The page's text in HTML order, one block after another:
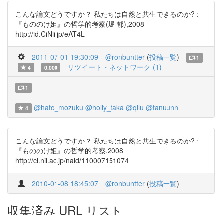
こんな論文どうですか？ 私たちは自然と共生できるのか? :
『もののけ姫』の哲学的考察(堀 郁),2008
http://id.CiNii.jp/eAT4L
2011-07-01 19:30:09 @ronbuntter (投稿一覧)
1
4
0.000 リツイート・ネットワーク (1)
1
4 @hato_mozuku @holly_taka @qllu @tanuunn
こんな論文どうですか？ 私たちは自然と共生できるのか? :
『もののけ姫』の哲学的考察,2008
http://ci.nii.ac.jp/naid/110007151074
2010-01-08 18:45:07 @ronbuntter (投稿一覧)
収集済み URL リスト